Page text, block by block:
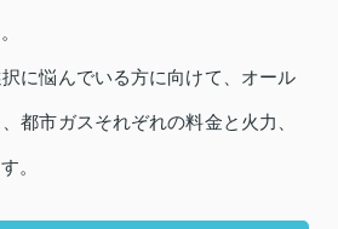
に悩んでいる方に向けて、オール
都市ガスそれぞれの料金と火力、
。